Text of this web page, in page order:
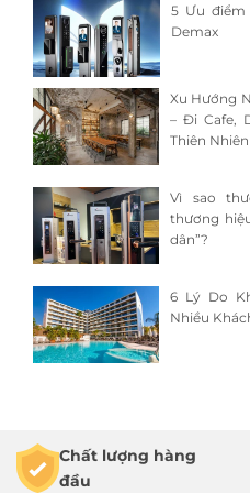
5 Ưu điểm
Demax
Xu Hướng
– Đi Cafe,
Thiên Nhiên
Vì sao
thương
dân”?
6 Lý Do
Nhiều
Chất lượng hàng
đầu